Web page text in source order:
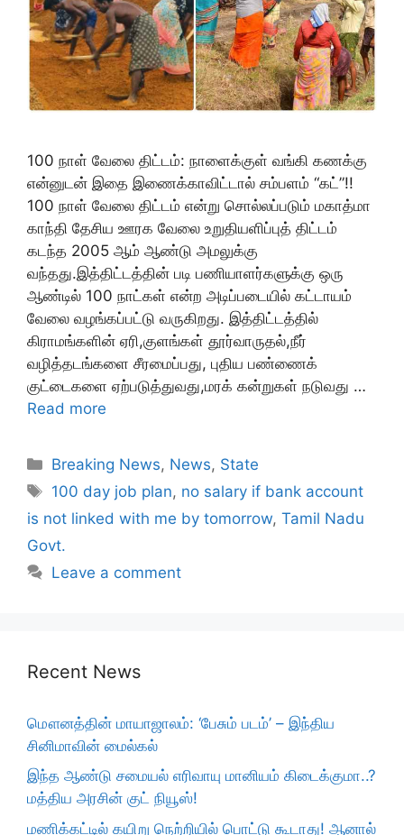
100 நாள் வேலை திட்டம்: நாளைக்குள் வங்கி கணக்கு
என்னுடன் இதை இணைக்காவிட்டால் சம்பளம் “கட்”!!
100 நாள் வேலை திட்டம் என்று சொல்லப்படும் மகாத்மா
காந்தி தேசிய ஊரக வேலை உறுதியளிப்புத் திட்டம்
கடந்த 2005 ஆம் ஆண்டு அமலுக்கு
வந்தது.இத்திட்டத்தின் படி பணியாளர்களுக்கு ஒரு
ஆண்டில் 100 நாட்கள் என்ற அடிப்படையில் கட்டாயம்
வேலை வழங்கப்பட்டு வருகிறது. இத்திட்டத்தில்
கிராமங்களின் ஏரி,குளங்கள் தூர்வாருதல்,நீர்
வழித்தடங்களை சீரமைப்பது, புதிய பண்ணைக்
குட்டைகளை ஏற்படுத்துவது,மரக் கன்றுகள் நடுவது …
Read more
Categories
Breaking News, News, State
Tags
100 day job plan, no salary if bank account
is not linked with me by tomorrow, Tamil Nadu
Govt.
Leave a comment
Recent News
மௌனத்தின் மாயாஜாலம்: ‘பேசும் படம்’ – இந்திய
சினிமாவின் மைல்கல்
இந்த ஆண்டு சமையல் எரிவாயு மானியம் கிடைக்குமா..?
மத்திய அரசின் குட் நியூஸ்!
மணிக்கட்டில் கயிறு நெற்றியில் பொட்டு கூடாது! ஆனால்